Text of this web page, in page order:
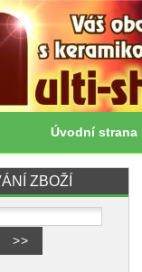
Úvodní strana
ZBOŽÍ